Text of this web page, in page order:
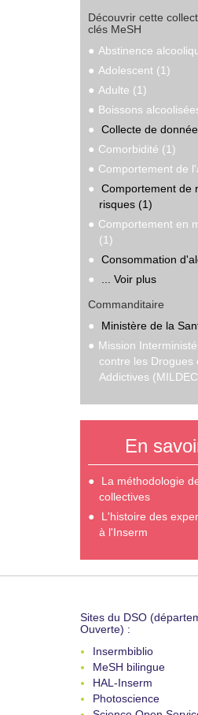
Découvrir cette
clés MeSH
Abstinence
Adolescent (1)
Adulte (1)
Boissons
Collecte de
Comorbidité (1)
Comportement de
Comportement de
risques (1)
Comportement en
(1)
Consommation
... Voir plus
Commanditaire
Ministère de la
Mission
contre les Drogues
Addictives
En
La méthodologie
collectives
L'histoire des
à l'Inserm
Sites du DSO
Ouverte) :
Insermbiblio
MeSH bilingue
HAL-Inserm
Photoscience